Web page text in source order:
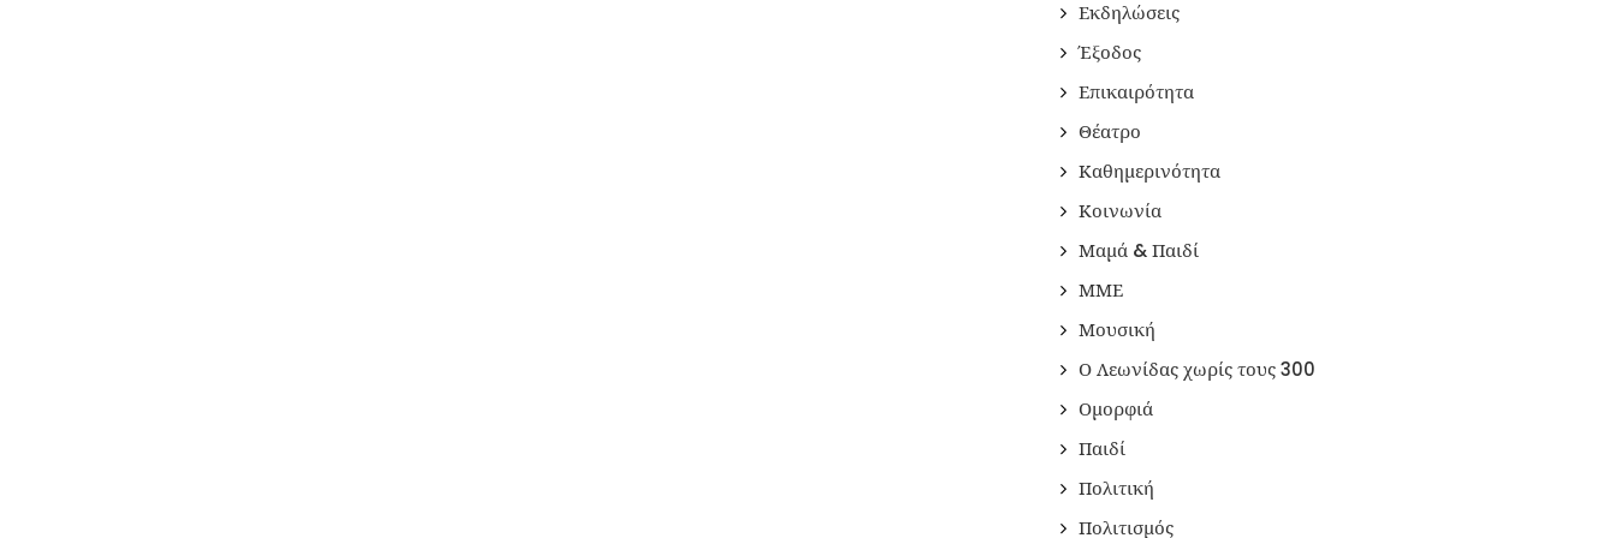
Εκδηλώσεις
Έξοδος
Επικαιρότητα
Θέατρο
Καθημερινότητα
Κοινωνία
Μαμά & Παιδί
ΜΜΕ
Μουσική
Ο Λεωνίδας χωρίς τους 300
Ομορφιά
Παιδί
Πολιτική
Πολιτισμός